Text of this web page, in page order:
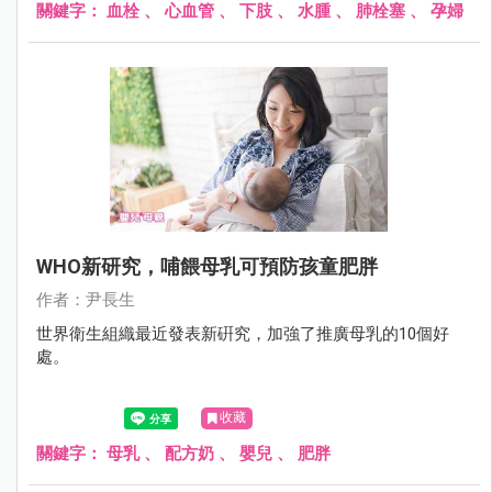
關鍵字： 血栓 、心血管 、 下肢 、 水腫、 肺栓塞 、 孕婦
WHO新研究，哺餵母乳可預防孩童肥胖
作者：尹長生
世界衛生組織最近發表新硏究，加強了推廣母乳的10個好
處。
收藏
關鍵字： 母乳、 配方奶 、 嬰兒 、 肥胖